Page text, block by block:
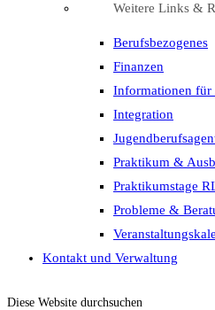
Weitere Links &
Berufsbezogenes
Finanzen
Informationen für
Integration
Praktikum &
Praktikumstage
Probleme &
Kontakt und Verwaltung
Diese Website durchsuchen